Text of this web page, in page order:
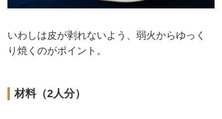
いわしは皮が剥れないよう、弱火からゆっく
り焼くのがポイント。
材料（2人分）